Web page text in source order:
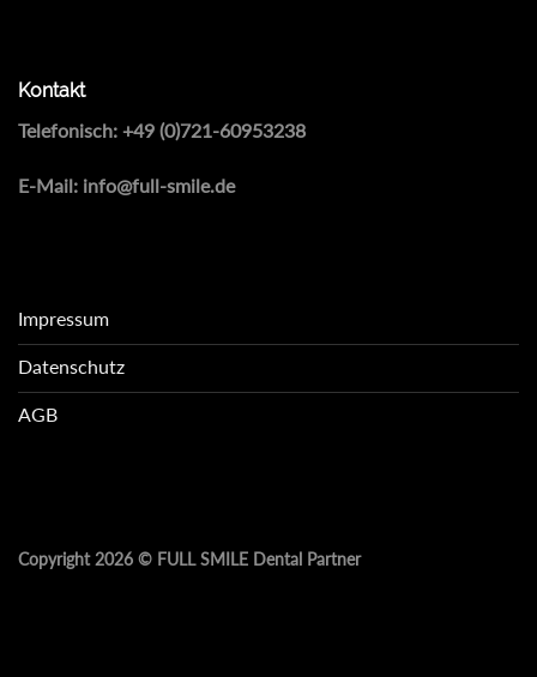
Kontakt
Telefonisch: +49 (0)721-60953238
E-Mail: info@full-smile.de
Impressum
Datenschutz
AGB
Copyright 2026 © FULL SMILE Dental Partner